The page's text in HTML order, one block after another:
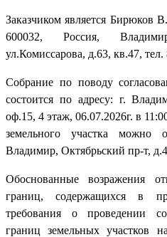
Заказчиком является
600032, Россия,
ул.Комиссарова, д.63, кв.47, тел.
Собрание по поводу
состоится по адресу: г.
оф.15, 4 этаж, 06.07.2026г. в
земельного участка можно
Владимир, Октябрьский пр-т,
Обоснованные возражения
границ, содержащихся в
требования о проведении
границ земельных участков